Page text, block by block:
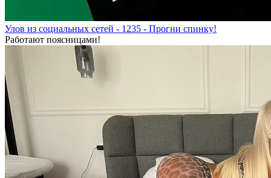
Улов из социальных сетей - 1235 - Прогни спинку!
Работают поясницами!